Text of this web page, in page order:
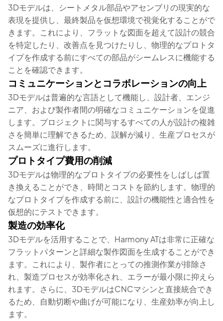
3Dモデルは、シートメタル部品やアセンブリの現実的な
表現を提供し、最終製品を仮想環境で視覚化することがで
きます。これにより、フラットな図面を超えて設計の競合
を特定したり、改善点を見つけたりし、物理的なプロトタ
イプを作成する前にすべての部品がシームレスに機能する
ことを確認できます。
コミュニケーションとコラボレーションの向上
3Dモデルは普遍的な言語として機能し、設計者、エンジ
ニア、および製作者間の明確なコミュニケーションを促進
します。プロジェクトに関与するすべての人が設計の複雑
さを簡単に理解できるため、誤解が減り、生産プロセスが
スムーズに進行します。
プロトタイプ費用の削減
3Dモデルは物理的なプロトタイプの必要性をしばしば置
き換えることができ、時間とコストを節約します。物理的
なプロトタイプを作成する前に、設計の機能性と適合性を
仮想的にテストできます。
製造の効率化
3Dモデルを活用することで、Harmony ATは非常に正確な
フラットパターンと詳細な製作図面を生成することができ
ます。これにより、製作者にとっての推測作業が排除さ
れ、製造プロセスが効率化され、エラーが最小限に抑えら
れます。さらに、3DモデルはCNCマシンと直接統合でき
るため、自動切断や曲げが可能になり、生産効率が向上し
ます。